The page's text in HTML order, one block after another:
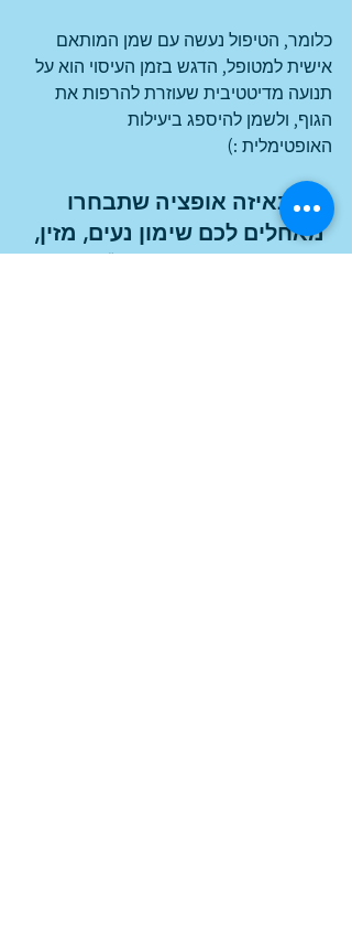
כלומר, הטיפול נעשה עם שמן המותאם
אישית למטופל, הדגש בזמן העיסוי הוא על
תנועה מדיטטיבית שעוזרת להרפות את
הגוף, ולשמן להיספג ביעילות
האופטימלית :)
באיזה אופציה שתבחרו
מאחלים לכם שימון נעים, מזין,